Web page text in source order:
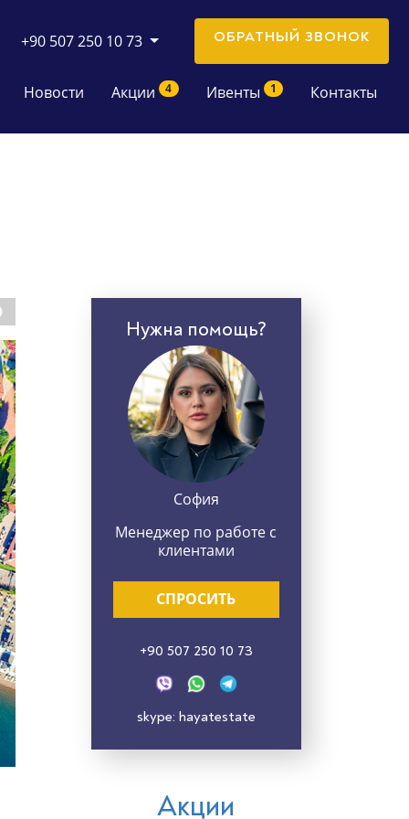
+90 507 250 10 73 ОБРАТНЫЙ ЗВОНОК
Новости Акции 4 Ивенты 1 Контакты
Нужна помощь?
София
Менеджер по работе с
клиентами
СПРОСИТЬ
+90 507 250 10 73
skype: hayatestate
Акции